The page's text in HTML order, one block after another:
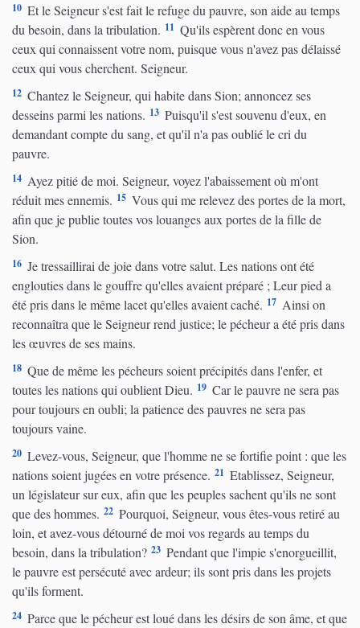
10 Et le Seigneur s'est fait le refuge du pauvre, son aide au temps
du besoin, dans la tribulation. 11 Qu'ils espèrent donc en vous
ceux qui connaissent votre nom, puisque vous n'avez pas délaissé
ceux qui vous cherchent. Seigneur.
12 Chantez le Seigneur, qui habite dans Sion; annoncez ses
desseins parmi les nations. 13 Puisqu'il s'est souvenu d'eux, en
demandant compte du sang, et qu'il n'a pas oublié le cri du
pauvre.
14 Ayez pitié de moi. Seigneur, voyez l'abaissement où m'ont
réduit mes ennemis. 15 Vous qui me relevez des portes de la mort,
afin que je publie toutes vos louanges aux portes de la fille de
Sion.
16 Je tressaillirai de joie dans votre salut. Les nations ont été
englouties dans le gouffre qu'elles avaient préparé ; Leur pied a
été pris dans le même lacet qu'elles avaient caché. 17 Ainsi on
reconnaîtra que le Seigneur rend justice; le pécheur a été pris dans
les œuvres de ses mains.
18 Que de même les pécheurs soient précipités dans l'enfer, et
toutes les nations qui oublient Dieu. 19 Car le pauvre ne sera pas
pour toujours en oubli; la patience des pauvres ne sera pas
toujours vaine.
20 Levez-vous, Seigneur, que l'homme ne se fortifie point : que les
nations soient jugées en votre présence. 21 Etablissez, Seigneur,
un législateur sur eux, afin que les peuples sachent qu'ils ne sont
que des hommes. 22 Pourquoi, Seigneur, vous êtes-vous retiré au
loin, et avez-vous détourné de moi vos regards au temps du
besoin, dans la tribulation? 23 Pendant que l'impie s'enorgueillit,
le pauvre est persécuté avec ardeur; ils sont pris dans les projets
qu'ils forment.
24 Parce que le pécheur est loué dans les désirs de son âme, et que